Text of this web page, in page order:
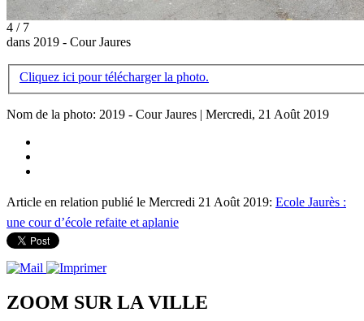
4 / 7
dans 2019 - Cour Jaures
Cliquez ici pour télécharger la photo.
Nom de la photo: 2019 - Cour Jaures | Mercredi, 21 Août 2019
Article en relation publié le Mercredi 21 Août 2019: Ecole Jaurès :
une cour d’école refaite et aplanie
ZOOM SUR LAVILLE